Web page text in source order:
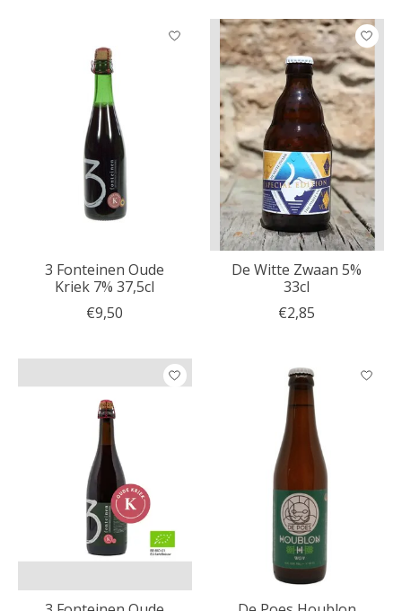
3 Fonteinen Oude
Kriek 7% 37,5cl
€9,50
De Witte Zwaan 5%
33cl
€2,85